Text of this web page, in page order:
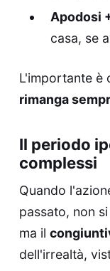
Apodosi
casa, se
L'importante è
rimanga
Il periodo
complessi
Quando
passato, non
ma il
dell'irrealtà,